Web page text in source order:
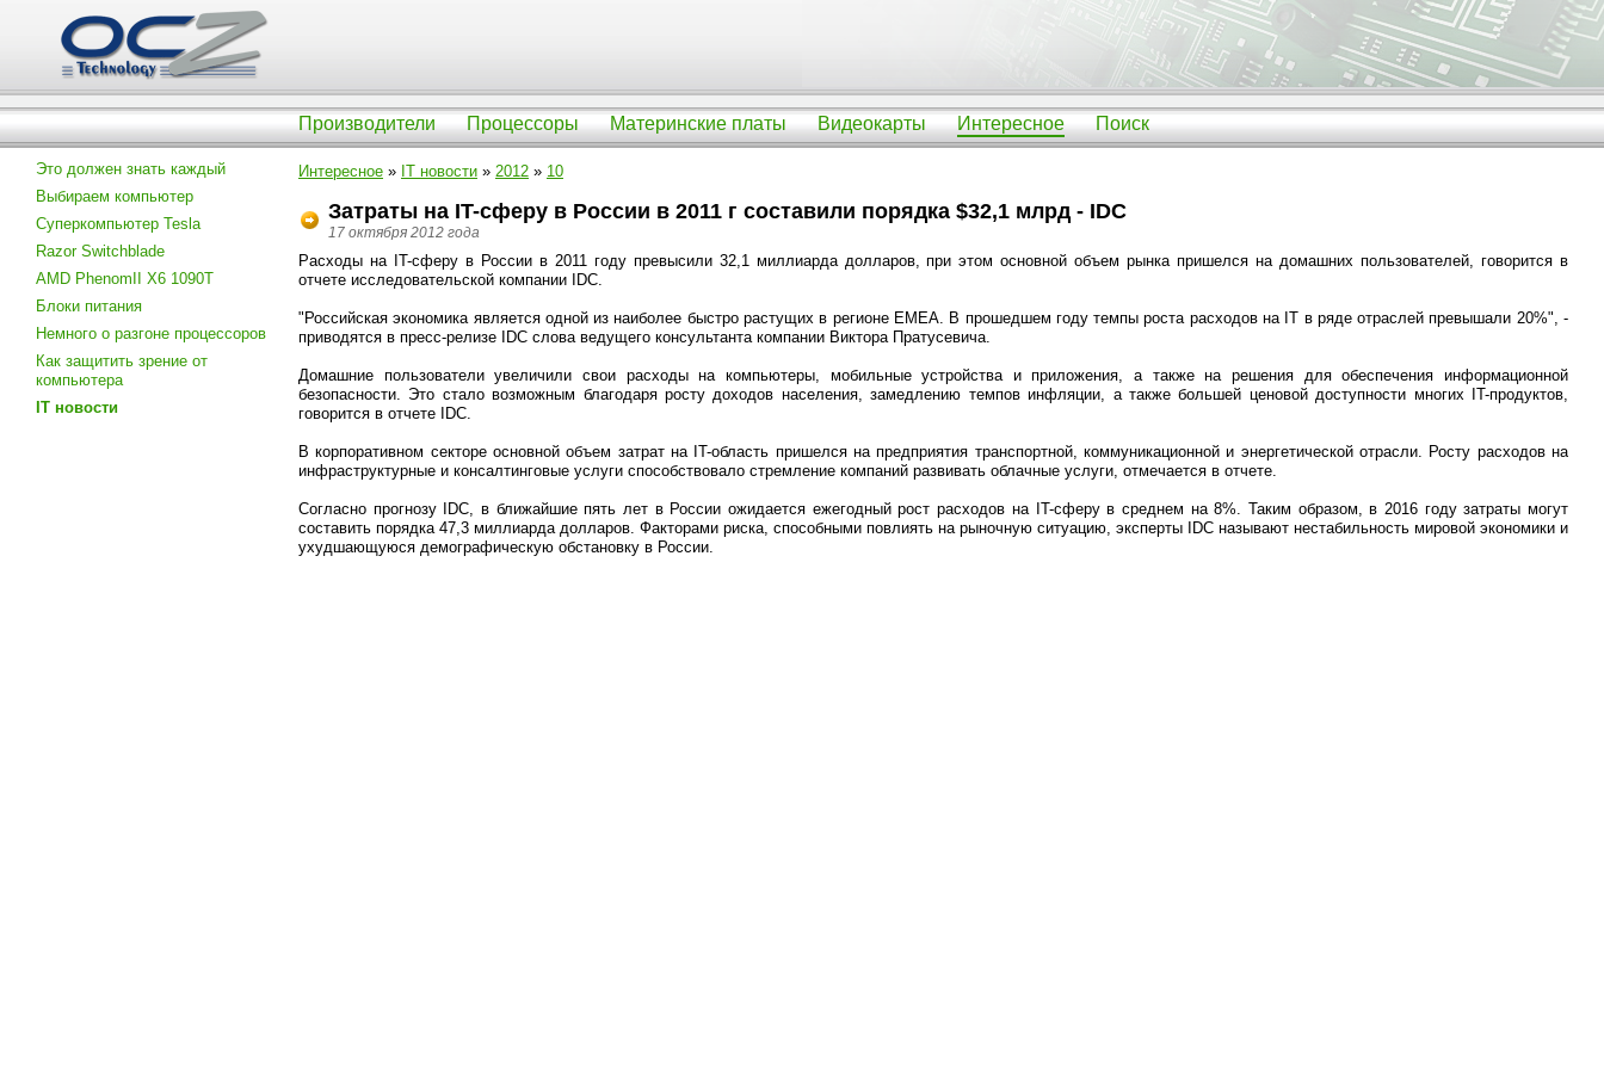
Производители Процессоры Материнские платы Видеокарты Интересное Поиск
Интересное » IT новости » 2012 » 10
Затраты на IT-сферу в России в 2011 г составили порядка $32,1 млрд - IDC
17 октября 2012 года
Расходы на IT-сферу в России в 2011 году превысили 32,1 миллиарда долларов, при этом основной объем рынка пришелся на домашних пользователей, говорится в
отчете исследовательской компании IDC.
"Российская экономика является одной из наиболее быстро растущих в регионе ЕМЕА. В прошедшем году темпы роста расходов на IT в ряде отраслей превышали 20%", -
приводятся в пресс-релизе IDC слова ведущего консультанта компании Виктора Пратусевича.
Домашние пользователи увеличили свои расходы на компьютеры, мобильные устройства и приложения, а также на решения для обеспечения информационной
безопасности. Это стало возможным благодаря росту доходов населения, замедлению темпов инфляции, а также большей ценовой доступности многих IT-продуктов,
говорится в отчете IDC.
В корпоративном секторе основной объем затрат на IT-область пришелся на предприятия транспортной, коммуникационной и энергетической отрасли. Росту расходов на
инфраструктурные и консалтинговые услуги способствовало стремление компаний развивать облачные услуги, отмечается в отчете.
Согласно прогнозу IDC, в ближайшие пять лет в России ожидается ежегодный рост расходов на IT-сферу в среднем на 8%. Таким образом, в 2016 году затраты могут
составить порядка 47,3 миллиарда долларов. Факторами риска, способными повлиять на рыночную ситуацию, эксперты IDC называют нестабильность мировой экономики и
ухудшающуюся демографическую обстановку в России.
Это должен знать каждый
Выбираем компьютер
Суперкомпьютер Tesla
Razor Switchblade
AMD PhenomII X6 1090T
Блоки питания
Немного о разгоне процессоров
Как защитить зрение от
компьютера
IT новости